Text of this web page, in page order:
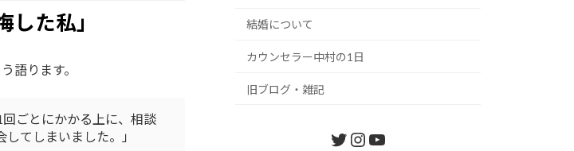
した私」
語ります。
ごとにかかる上に、相談
てしまいました。」
結婚について
カウンセラー中村の1日
旧ブログ・雑記
Twitter
Instagram
YouTube